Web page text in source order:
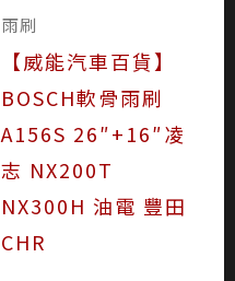
雨刷
【威能汽車百貨】
BOSCH軟骨雨刷
A156S 26″+16″凌
志 NX200T
NX300H 油電 豐田
CHR